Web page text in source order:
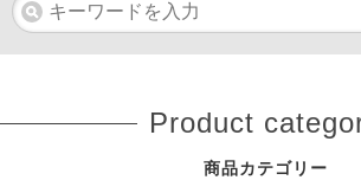
Product
商品カテゴリー